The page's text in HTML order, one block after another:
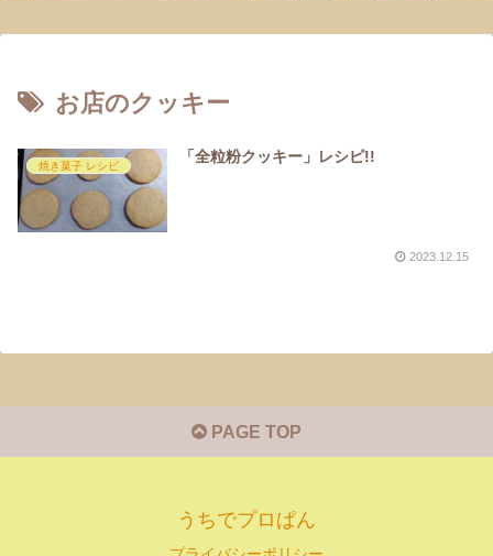
お店のクッキー
焼き菓子 レシピ
「全粒粉クッキー」レシピ!!
2023.12.15
PAGE TOP
うちでプロぱん